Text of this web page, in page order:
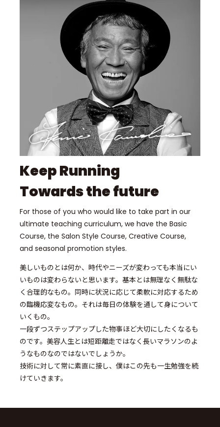
Keep Running
Towards the future
美しいものとは何か、時代やニーズが変わっても本当にい
いものは変わらないと思います。基本とは無理なく無駄な
く合理的なもの。同時に状況に応じて柔軟に対応するため
の臨機応変なもの。それは毎日の体験を通して身について
いくもの。
一段ずつステップアップした物事ほど大切にしたくなるも
のです。美容人生とは短距離走ではなく長いマラソンのよ
うなものなのではないでしょうか。
技術に対して常に素直に接し、僕はこの先も一生勉強を続
けていきます。
For those of you who would like to take part in our
ultimate teaching curriculum, we have the Basic
Course, the Salon Style Course, Creative Course,
and seasonal promotion styles.